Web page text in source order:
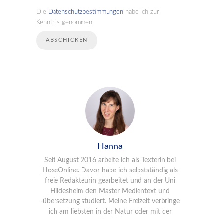
Die Datenschutzbestimmungen habe ich zur
Kenntnis genommen.
Hanna
Seit August 2016 arbeite ich als Texterin bei
HoseOnline. Davor habe ich selbstständig als
freie Redakteurin gearbeitet und an der Uni
Hildesheim den Master Medientext und
-übersetzung studiert. Meine Freizeit verbringe
ich am liebsten in der Natur oder mit der